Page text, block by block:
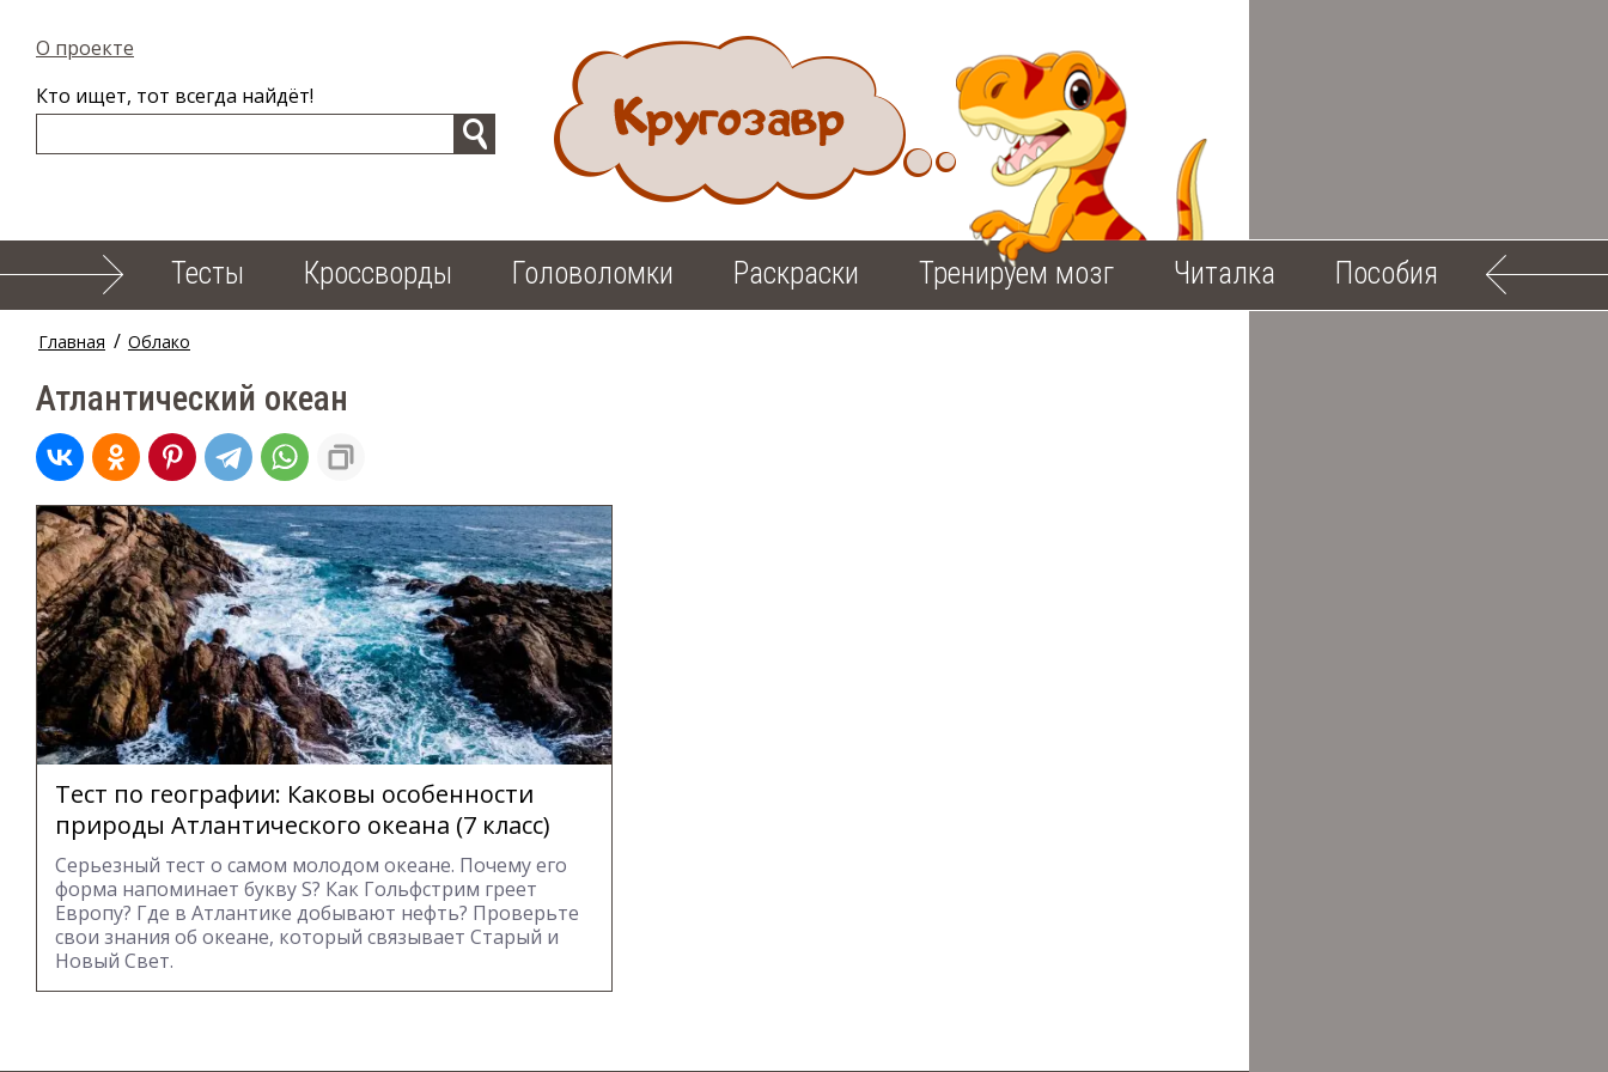
О проекте
Кто ищет, тот всегда найдёт!
Тесты Кроссворды Головоломки Раскраски Тренируем мозг Читалка Пособия
Главная / Облако
Атлантический океан
Тест по географии: Каковы особенности
природы Атлантического океана (7 класс)
Серьезный тест о самом молодом океане. Почему его
форма напоминает букву S? Как Гольфстрим греет
Европу? Где в Атлантике добывают нефть? Проверьте
свои знания об океане, который связывает Старый и
Новый Свет.